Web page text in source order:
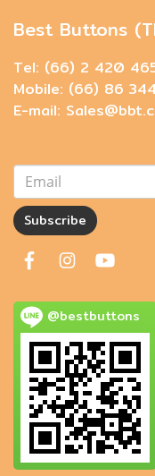
Best Buttons
Tel: (66) 2 420
Mobile: (66) 86
E-mail:
Subscribe
@bestbuttons